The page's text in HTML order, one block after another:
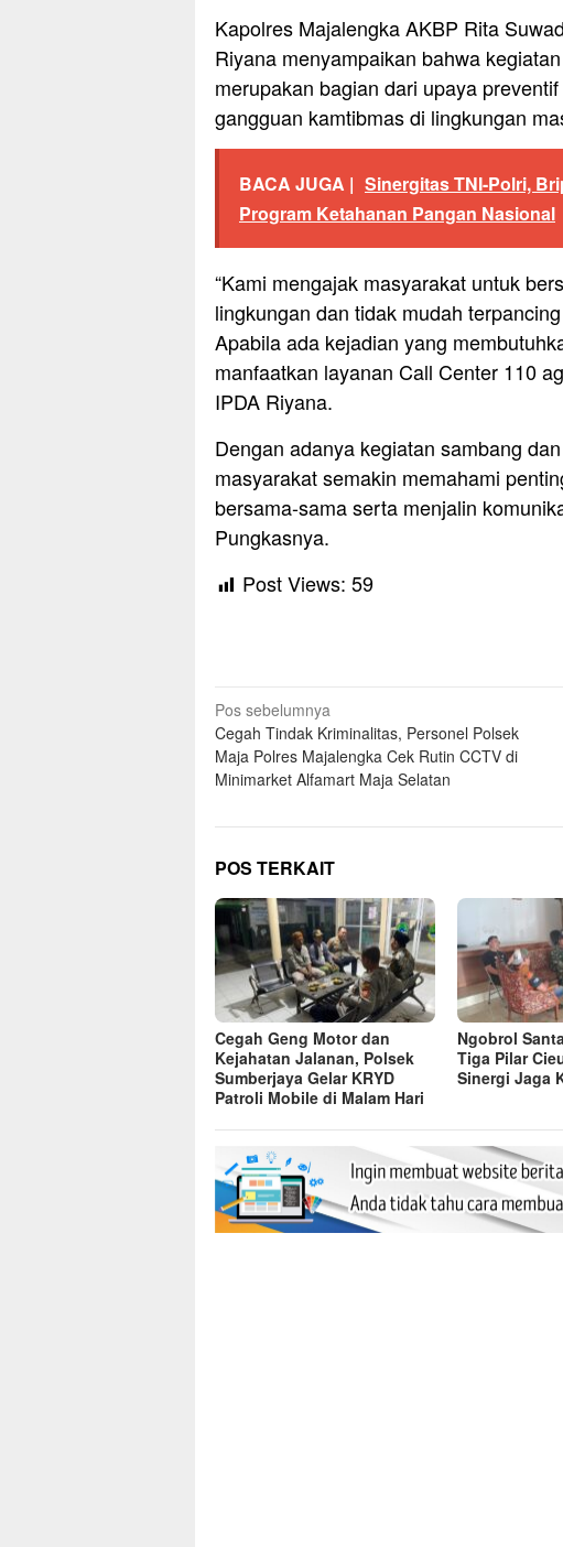
Kapolres Majalengka AKBP Rita
Riyana menyampaikan bahwa
merupakan bagian dari upaya
gangguan kamtibmas di lingkungan
BACA JUGA | Sinergitas TNI-Polri,
Program Ketahanan Pangan Nasional
“Kami mengajak masyarakat untuk
lingkungan dan tidak mudah
Apabila ada kejadian yang
manfaatkan layanan Call Center 110
IPDA Riyana.
Dengan adanya kegiatan sambang
masyarakat semakin memahami
bersama-sama serta menjalin
Pungkasnya.
Post Views: 59
Navigasi
pos
Pos sebelumnya
Cegah Tindak Kriminalitas, Personel Polsek
Maja Polres Majalengka Cek Rutin CCTV di
Minimarket Alfamart Maja Selatan
POS TERKAIT
Cegah Geng Motor dan
Kejahatan Jalanan, Polsek
Sumberjaya Gelar KRYD
Patroli Mobile di Malam Hari
Ngobrol
Tiga Pilar
Sinergi Jaga